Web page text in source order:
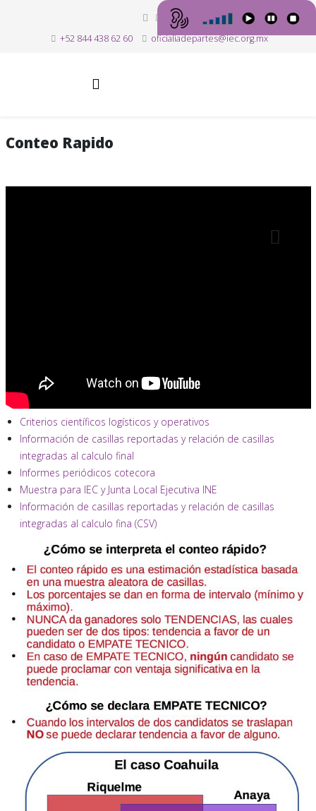
+52 844 438 62 60 oficialiadepartes@iec.org.mx
Conteo Rapido
Criterios científicos logísticos y operativos
Información de casillas reportadas y relación de casillas
integradas al calculo final
Informes periódicos cotecora
Muestra para IEC y Junta Local Ejecutiva INE
Información de casillas reportadas y relación de casillas
integradas al calculo fina (CSV)